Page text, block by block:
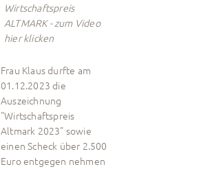
Wirtschaftspreis
ALTMARK - zum Video
hier klicken
Frau Klaus durfte am
01.12.2023 die
Auszeichnung
"Wirtschaftspreis
Altmark 2023" sowie
einen Scheck über 2.500
Euro entgegen nehmen